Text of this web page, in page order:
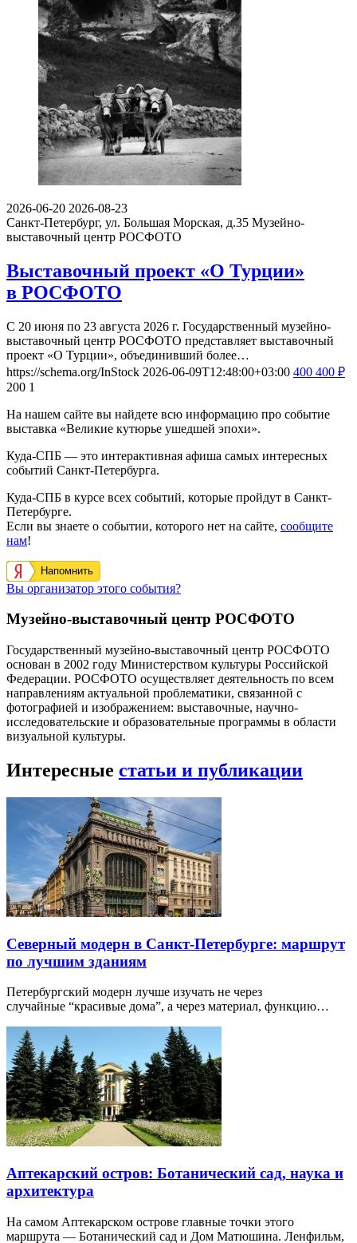
2026-06-20 2026-08-23
Санкт-Петербург, ул. Большая Морская, д.35 Музейно-
выставочный центр РОСФОТО
Выставочный проект «О Турции»
в РОСФОТО
С 20 июня по 23 августа 2026 г. Государственный музейно-
выставочный центр РОСФОТО представляет выставочный
проект «О Турции», объединивший более…
https://schema.org/InStock 2026-06-09T12:48:00+03:00 400 400 ₽
200 1
На нашем сайте вы найдете всю информацию про событие
выставка «Великие кутюрье ушедшей эпохи».
Куда-СПБ — это интерактивная афиша самых интересных
событий Санкт-Петербурга.
Куда-СПБ в курсе всех событий, которые пройдут в Санкт-
Петербурге.
Если вы знаете о событии, которого нет на сайте, сообщите
нам!
Напомнить
Вы организатор этого события?
Музейно-выставочный центр РОСФОТО
Государственный музейно-выставочный центр РОСФОТО
основан в 2002 году Министерством культуры Российской
Федерации. РОСФОТО осуществляет деятельность по всем
направлениям актуальной проблематики, связанной с
фотографией и изображением: выставочные, научно-
исследовательские и образовательные программы в области
визуальной культуры.
Интересные статьи и публикации
Северный модерн в Санкт-Петербурге: маршрут
по лучшим зданиям
Петербургский модерн лучше изучать не через
случайные “красивые дома”, а через материал, функцию…
Аптекарский остров: Ботанический сад, наука и
архитектура
На самом Аптекарском острове главные точки этого
маршрута — Ботанический сад и Дом Матюшина. Ленфильм,